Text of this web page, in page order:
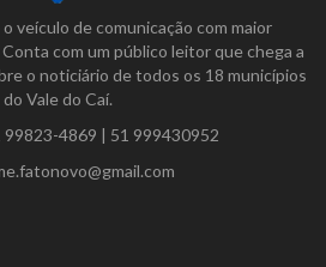
veículo de comunicação com maior
com um público leitor que chega a
o noticiário de todos os 18 municípios
do Vale do Caí.
99823-4869 | 51 999430952